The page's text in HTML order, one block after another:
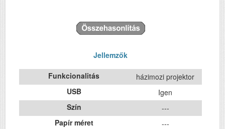
Jellemzők
Funkcionalitás
házimozi projektor
USB
Igen
Szín
---
Papír méret
---